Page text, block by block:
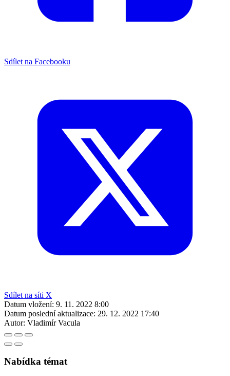
Sdílet na Facebooku
Sdílet na síti X
Datum vložení: 9. 11. 2022 8:00
Datum poslední aktualizace: 29. 12. 2022 17:40
Autor: Vladimír Vacula
Nabídka témat